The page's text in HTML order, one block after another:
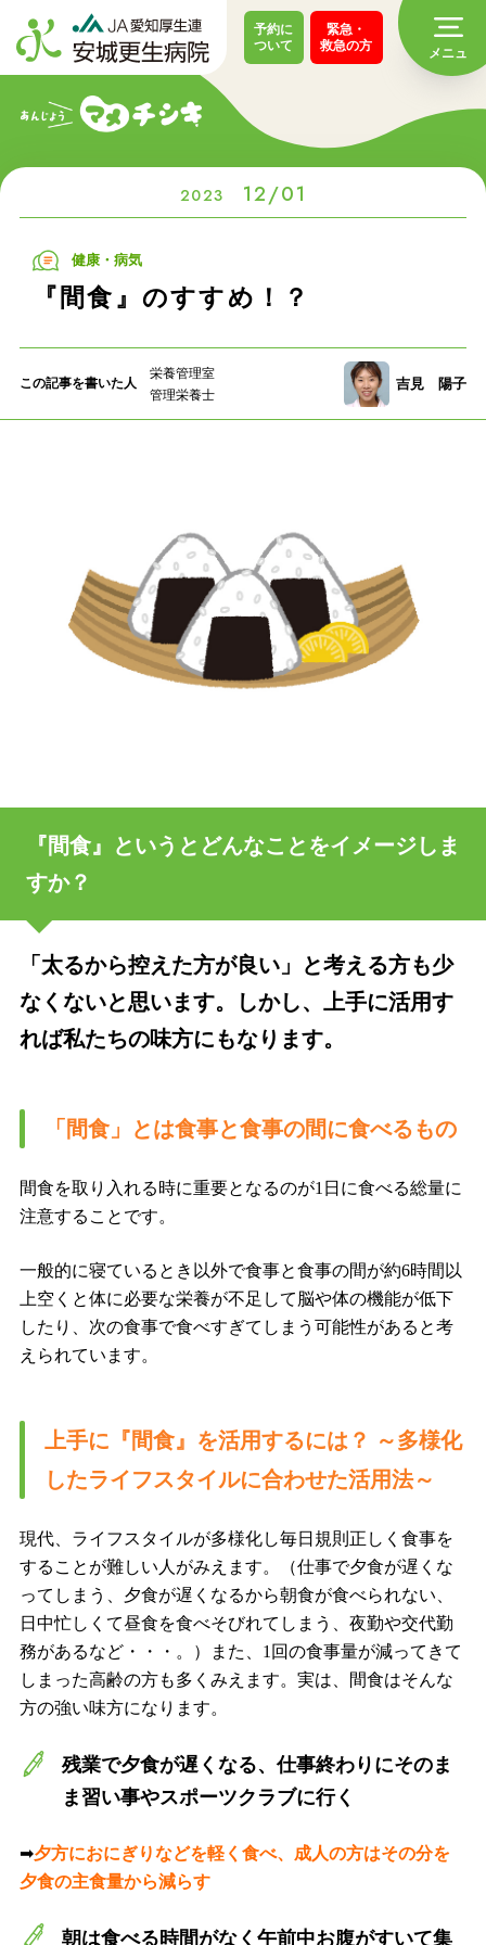
予約に
ついて
緊急・
救急の方
2023 12/01
健康・病気
『間食』のすすめ！？
この記事を書いた人
栄養管理室
管理栄養士
吉見 陽子
『間食』というとどんなことをイメージしま
すか？
「太るから控えた方が良い」と考える方も少
なくないと思います。しかし、上手に活用す
れば私たちの味方にもなります。
「間食」とは食事と食事の間に食べるもの
間食を取り入れる時に重要となるのが1日に食べる総量に
注意することです。
一般的に寝ているとき以外で食事と食事の間が約6時間以
上空くと体に必要な栄養が不足して脳や体の機能が低下
したり、次の食事で食べすぎてしまう可能性があると考
えられています。
上手に『間食』を活用するには？ ～多様化
したライフスタイルに合わせた活用法～
現代、ライフスタイルが多様化し毎日規則正しく食事を
することが難しい人がみえます。（仕事で夕食が遅くな
ってしまう、夕食が遅くなるから朝食が食べられない、
日中忙しくて昼食を食べそびれてしまう、夜勤や交代勤
務があるなど・・・。）また、1回の食事量が減ってきて
しまった高齢の方も多くみえます。実は、間食はそんな
方の強い味方になります。
残業で夕食が遅くなる、仕事終わりにそのま
ま習い事やスポーツクラブに行く
➡夕方におにぎりなどを軽く食べ、成人の方はその分を
夕食の主食量から減らす
朝は食べる時間がなく午前中お腹がすいて集